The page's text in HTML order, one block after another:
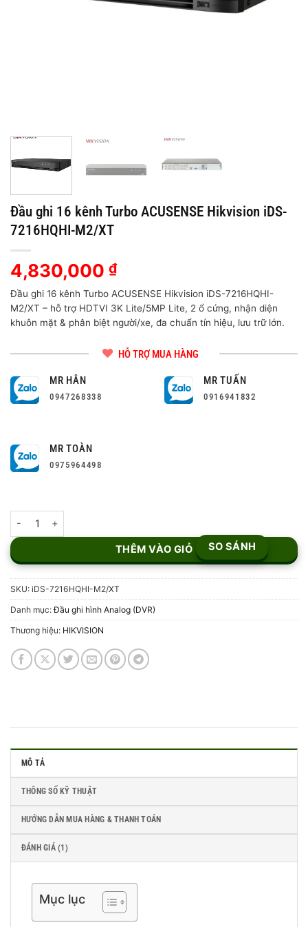
Đầu ghi 16 kênh Turbo ACUSENSE Hikvision iDS-
7216HQHI-M2/XT
4,830,000 ₫
Đầu ghi 16 kênh Turbo ACUSENSE Hikvision iDS-7216HQHI-
M2/XT – hỗ trợ HDTVI 3K Lite/5MP Lite, 2 ổ cứng, nhận diện
khuôn mặt & phân biệt người/xe, đa chuẩn tín hiệu, lưu trữ lớn.
HỖ TRỢ MUA HÀNG
MR HÂN
0947268338
MR TUẤN
0916941832
MR TOÀN
0975964498
THÊM VÀO GIỎ SO SÁNH
SKU: iDS-7216HQHI-M2/XT
Danh mục:Đầu ghi hình Analog (DVR)
Thương hiệu: HIKVISION
MÔ TẢ
THÔNG SỐ KỸ THUẬT
HƯỚNG DẪN MUA HÀNG & THANH TOÁN
ĐÁNH GIÁ (1)
Mục lục